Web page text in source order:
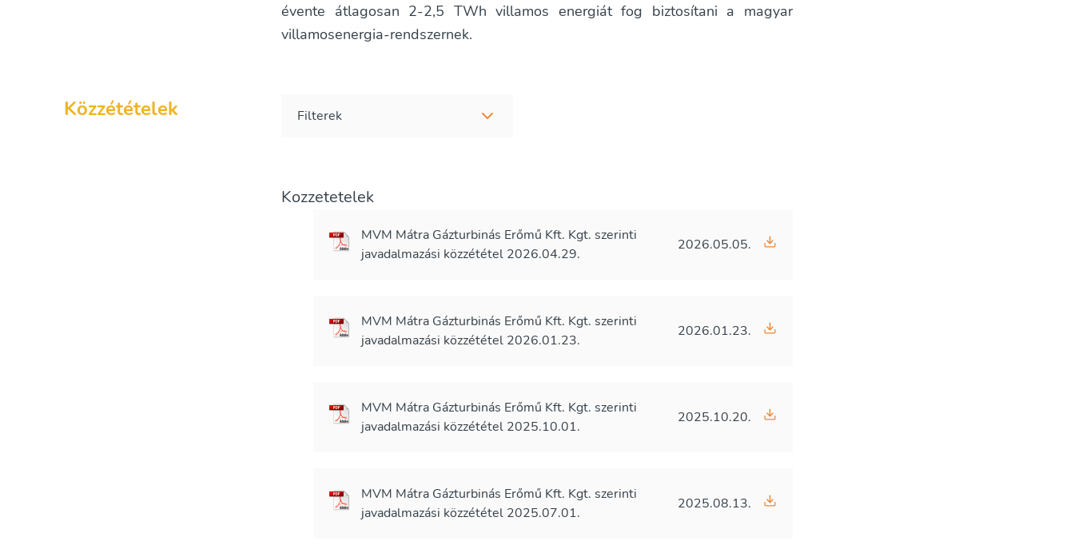
évente átlagosan 2-2,5 TWh villamos energiát fog biztosítani a magyar
villamosenergia-rendszernek.
Közzétételek Filterek
Kozzetetelek
MVM Mátra Gázturbinás Erőmű Kft. Kgt. szerinti
javadalmazási közzététel 2026.04.29.
2026.05.05.
MVM Mátra Gázturbinás Erőmű Kft. Kgt. szerinti
javadalmazási közzététel 2026.01.23.
2026.01.23.
MVM Mátra Gázturbinás Erőmű Kft. Kgt. szerinti
javadalmazási közzététel 2025.10.01.
2025.10.20.
MVM Mátra Gázturbinás Erőmű Kft. Kgt. szerinti
javadalmazási közzététel 2025.07.01.
2025.08.13.